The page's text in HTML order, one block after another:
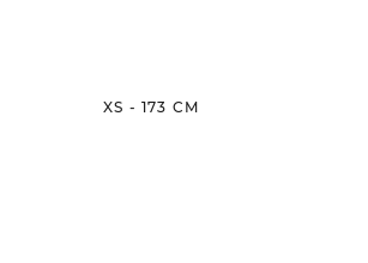
XS - 173 CM